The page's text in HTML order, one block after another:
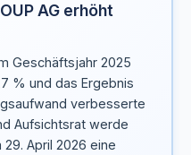
AG erhöht
Geschäftsjahr 2025
% und das Ergebnis
verbesserte
Aufsichtsrat werde
April 2026 eine